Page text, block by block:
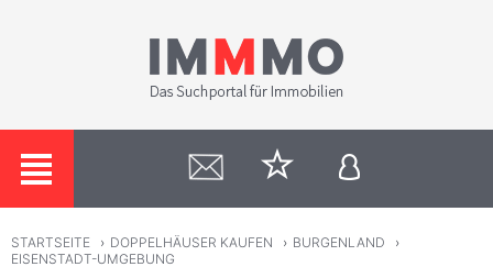
STARTSEITE › DOPPELHÄUSER KAUFEN › BURGENLAND
›
EISENSTADT-UMGEBUNG